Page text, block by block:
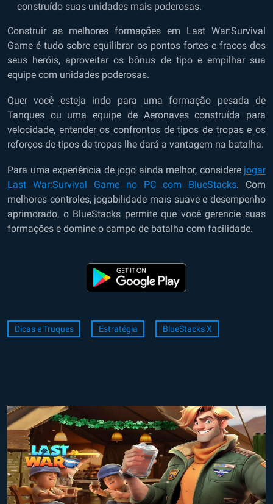
construído suas unidades mais poderosas.
Construir as melhores formações em Last War:Survival
Game é tudo sobre equilibrar os pontos fortes e fracos dos
seus heróis, aproveitar os bônus de tipo e empilhar sua
equipe com unidades poderosas.
Quer você esteja indo para uma formação pesada de
Tanques ou uma equipe de Aeronaves construída para
velocidade, entender os confrontos de tipos de tropas e os
reforços de tipos de tropas lhe dará a vantagem na batalha.
Para uma experiência de jogo ainda melhor, considere jogar
Last War:Survival Game no PC com BlueStacks. Com
melhores controles, jogabilidade mais suave e desempenho
aprimorado, o BlueStacks permite que você gerencie suas
formações e domine o campo de batalha com facilidade.
Dicas e Truques Estratégia BlueStacks X